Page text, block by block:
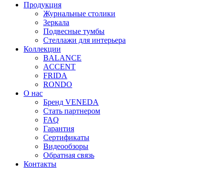
Продукция
Журнальные столики
Зеркала
Подвесные тумбы
Стеллажи для интерьера
Коллекции
BALANCE
ACCENT
FRIDA
RONDO
О нас
Бренд VENEDA
Стать партнером
FAQ
Гарантия
Сертификаты
Видеообзоры
Обратная связь
Контакты